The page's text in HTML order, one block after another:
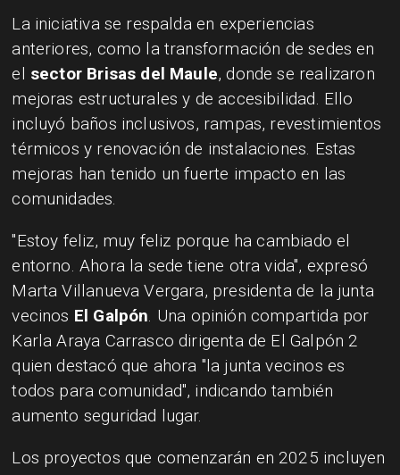
La iniciativa se respalda en experiencias
anteriores, como la transformación de sedes en
el sector Brisas del Maule, donde se realizaron
mejoras estructurales y de accesibilidad. Ello
incluyó baños inclusivos, rampas, revestimientos
térmicos y renovación de instalaciones. Estas
mejoras han tenido un fuerte impacto en las
comunidades.
"Estoy feliz, muy feliz porque ha cambiado el
entorno. Ahora la sede tiene otra vida", expresó
Marta Villanueva Vergara, presidenta de la junta
vecinos El Galpón. Una opinión compartida por
Karla Araya Carrasco dirigenta de El Galpón 2
quien destacó que ahora "la junta vecinos es
todos para comunidad", indicando también
aumento seguridad lugar.
Los proyectos que comenzarán en 2025 incluyen